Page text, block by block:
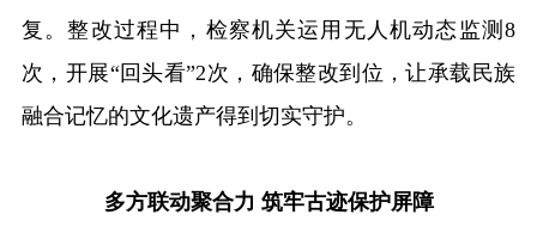
复。整改过程中，检察机关运用无人机动态监测8
次，开展“回头看”2次，确保整改到位，让承载民族
融合记忆的文化遗产得到切实守护。
多方联动聚合力 筑牢古迹保护屏障